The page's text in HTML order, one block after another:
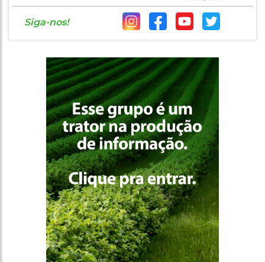
Siga-nos!